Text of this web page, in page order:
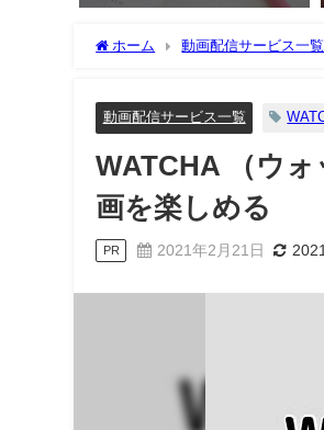
ホーム 動画配信サービス一覧
動画配信サービス一覧
WATCHA （ウ
画を楽しめる
PR 2021年2月21日